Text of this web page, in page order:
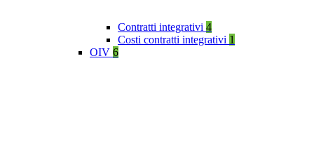
Contratti integrativi 4
Costi contratti integrativi 1
OIV 6